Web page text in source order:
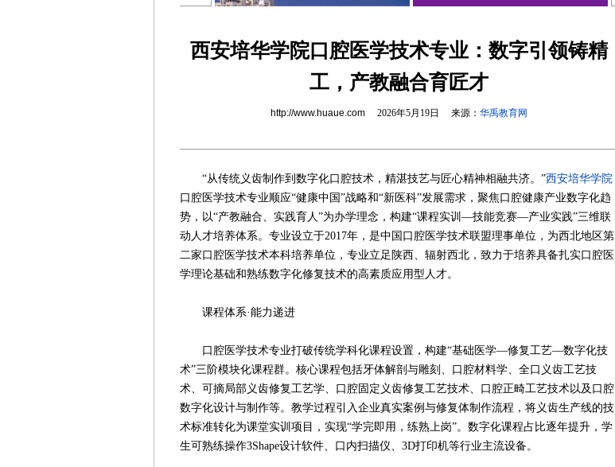
西安培华学院口腔医学技术专业：数字引领铸精
工，产教融合育匠才
http://www.huaue.com2026年5月19日 来源： 华禹教育网
“从传统义齿制作到数字化口腔技术，精湛技艺与匠心精神相融共济。”西安培华学院
口腔医学技术专业顺应“健康中国”战略和“新医科”发展需求，聚焦口腔健康产业数字化趋
势，以“产教融合、实践育人”为办学理念，构建“课程实训—技能竞赛—产业实践”三维联
动人才培养体系。专业设立于2017年，是中国口腔医学技术联盟理事单位，为西北地区第
二家口腔医学技术本科培养单位，专业立足陕西、辐射西北，致力于培养具备扎实口腔医
学理论基础和熟练数字化修复技术的高素质应用型人才。
课程体系·能力递进
口腔医学技术专业打破传统学科化课程设置，构建“基础医学—修复工艺—数字化技
术”三阶模块化课程群。核心课程包括牙体解剖与雕刻、口腔材料学、全口义齿工艺技
术、可摘局部义齿修复工艺学、口腔固定义齿修复工艺技术、口腔正畸工艺技术以及口腔
数字化设计与制作等。教学过程引入企业真实案例与修复体制作流程，将义齿生产线的技
术标准转化为课堂实训项目，实现“学完即用，练熟上岗”。数字化课程占比逐年提升，学
生可熟练操作3Shape设计软件、口内扫描仪、3D打印机等行业主流设备。